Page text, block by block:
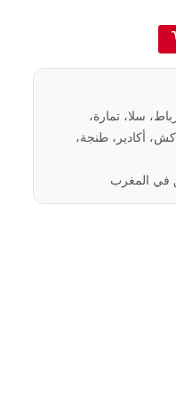
سلا، تمارة،
أكادير، طنجة،